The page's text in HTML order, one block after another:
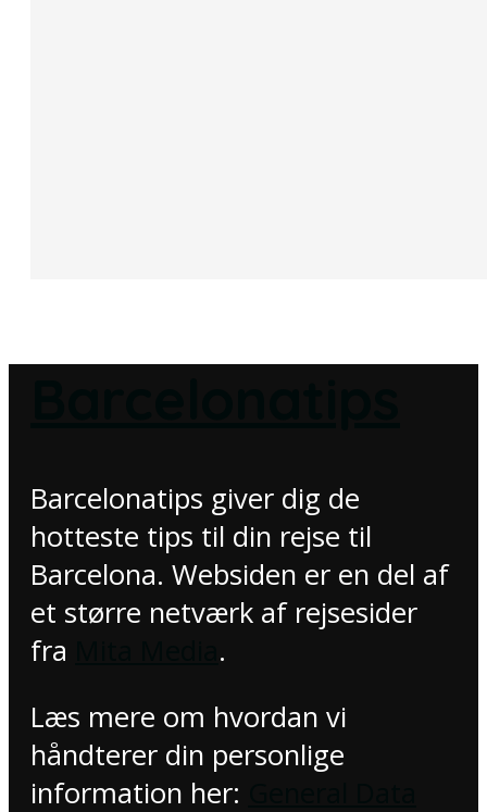
Barcelonatips giver dig de
hotteste tips til din rejse til
Barcelona. Websiden er en del af
et større netværk af rejsesider
fra
.
Læs mere om hvordan vi
håndterer din personlige
information her: